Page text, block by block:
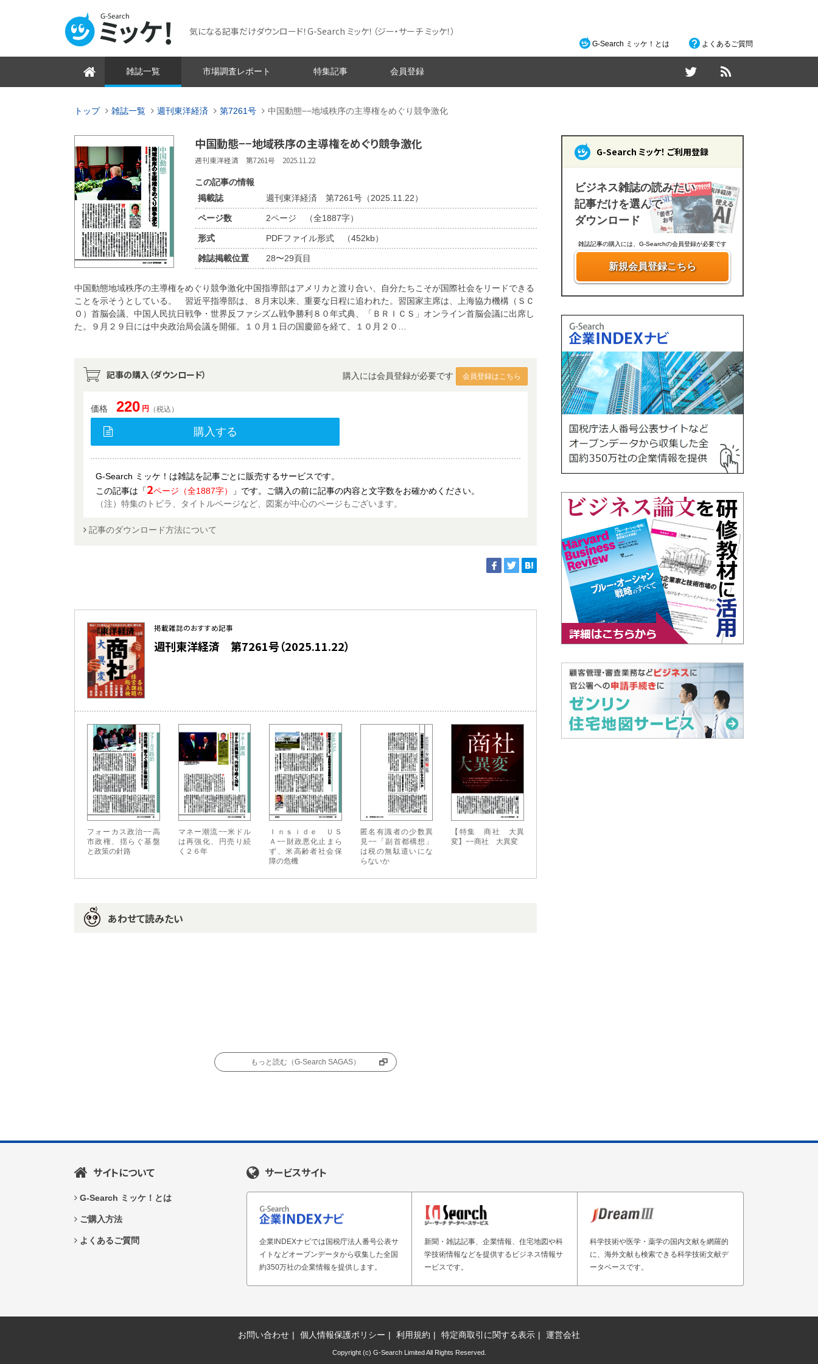
気になる記事だけダウンロード！G-Search ミッケ！ （ジー・サーチ ミッケ！）
G-Search ミッケ！とは よくあるご質問
雑誌一覧 市場調査レポート 特集記事 会員登録
トップ 雑誌一覧 週刊東洋経済 第7261号 中国動態−−地域秩序の主導権をめぐり競争激化
中国動態−−地域秩序の主導権をめぐり競争激化
週刊東洋経済 第7261号 2025.11.22
この記事の情報
掲載誌
週刊東洋経済 第7261号（2025.11.22）
ページ数 2ページ （全1887字）
形式 PDFファイル形式 （452kb）
雑誌掲載位置 28〜29頁目
中国動態地域秩序の主導権をめぐり競争激化中国指導部はアメリカと渡り合い、自分たちこそが国際社会をリードできる
ことを示そうとしている。 習近平指導部は、８月末以来、重要な日程に追われた。習国家主席は、上海協力機構（ＳＣ
Ｏ）首脳会議、中国人民抗日戦争・世界反ファシズム戦争勝利８０年式典、「ＢＲＩＣＳ」オンライン首脳会議に出席し
た。９月２９日には中央政治局会議を開催。１０月１日の国慶節を経て、１０月２０…
記事の購入（ダウンロード） 購入には会員登録が必要です 会員登録はこちら
価格 220 円 （税込）
購入する
G-Search ミッケ！は雑誌を記事ごとに販売するサービスです。
この記事は「2ページ（全1887字）
」です。ご購入の前に記事の内容と文字数をお確かめください。
（注）特集のトビラ、タイトルページなど、図案が中心のページもございます。
記事のダウンロード方法について
掲載雑誌のおすすめ記事
週刊東洋経済 第7261号（2025.11.22）
フォーカス政治−−高
市政権、揺らぐ基盤
と政策の針路
マネー潮流−−米ドル
は再強化、円売り続
く２６年
Ｉｎｓｉｄｅ ＵＳ
Ａ−−財政悪化止まら
ず、米高齢者社会保
障の危機
匿名有識者の少数異
見−−「副首都構想」
は税の無駄遣いにな
らないか
【特集 商社 大異
変】−−商社 大異変
あわせて読みたい
もっと読む（G-Search SAGAS）
G-Search ミッケ！ ご利用登録
ビジネス雑誌の読みたい
記事だけを選んで
ダウンロード
雑誌記事の購入には、G-Searchの会員登録が必要です
新規会員登録こちら
サイトについて
G-Search ミッケ！とは
ご購入方法
よくあるご質問
サービスサイト
企業INDEXナビでは国税庁法人番号公表サ
イトなどオープンデータから収集した全国
約350万社の企業情報を提供します。
新聞・雑誌記事、企業情報、住宅地図や科
学技術情報などを提供するビジネス情報サ
ービスです。
科学技術や医学・薬学の国内文献を網羅的
に、海外文献も検索できる科学技術文献デ
ータベースです。
お問い合わせ 個人情報保護ポリシー 利用規約 特定商取引に関する表示 運営会社
Copyright (c) G-Search Limited All Rights Reserved.